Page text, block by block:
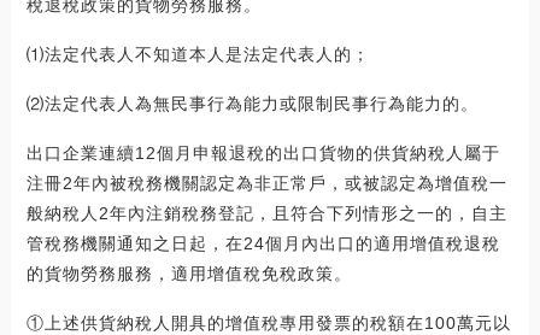
稅退稅政策的貨物勞務服務。
⑴法定代表人不知道本人是法定代表人的；
⑵法定代表人為無民事行為能力或限制民事行為能力的。
出口企業連續12個月申報退稅的出口貨物的供貨納稅人屬于
注冊2年內被稅務機關認定為非正常戶，或被認定為增值稅一
般納稅人2年內注銷稅務登記，且符合下列情形之一的，自主
管稅務機關通知之日起，在24個月內出口的適用增值稅退稅
的貨物勞務服務，適用增值稅免稅政策。
①上述供貨納稅人開具的增值稅專用發票的稅額在100萬元以